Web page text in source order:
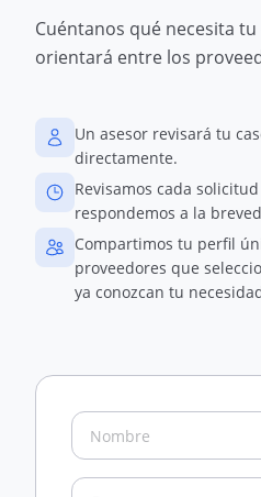
Cuéntanos qué necesita
orientará entre los
Un asesor revisará tu
directamente.
Revisamos cada
respondemos a la
Compartimos tu perfil
proveedores que
ya conozcan tu